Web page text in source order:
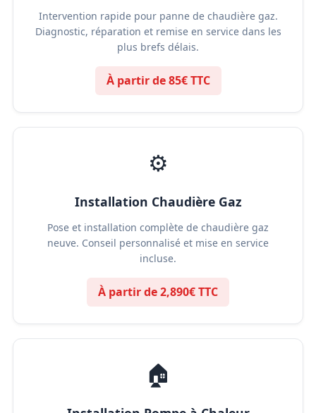
Intervention rapide pour panne de chaudière gaz.
Diagnostic, réparation et remise en service dans les
plus brefs délais.
À partir de 85€ TTC
⚙️
Installation Chaudière Gaz
Pose et installation complète de chaudière gaz
neuve. Conseil personnalisé et mise en service
incluse.
À partir de 2,890€ TTC
🏠